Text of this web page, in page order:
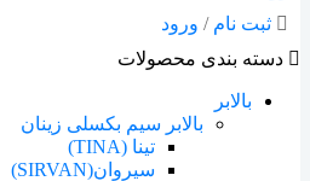
ثبت نام / ورود
دسته بندی محصولات
بالابر
بالابر سیم بکسلی زینان
تینا (TINA)
سیروان(SIRVAN)